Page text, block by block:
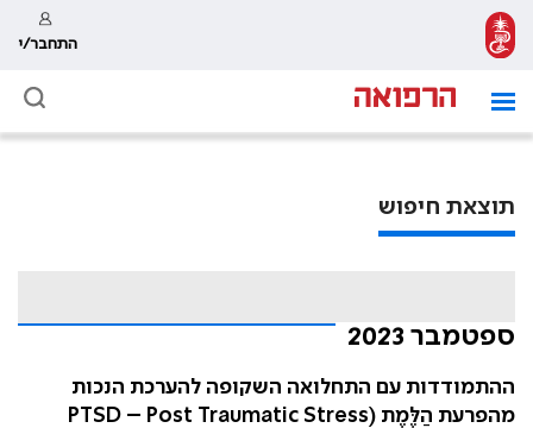
התחבר/י
תוצאת חיפוש
ספטמבר 2023
ההתמודדות עם התחלואה השקופה להערכת הנכות
מהפרעת הַלֶּמֶת (PTSD – Post Traumatic Stress